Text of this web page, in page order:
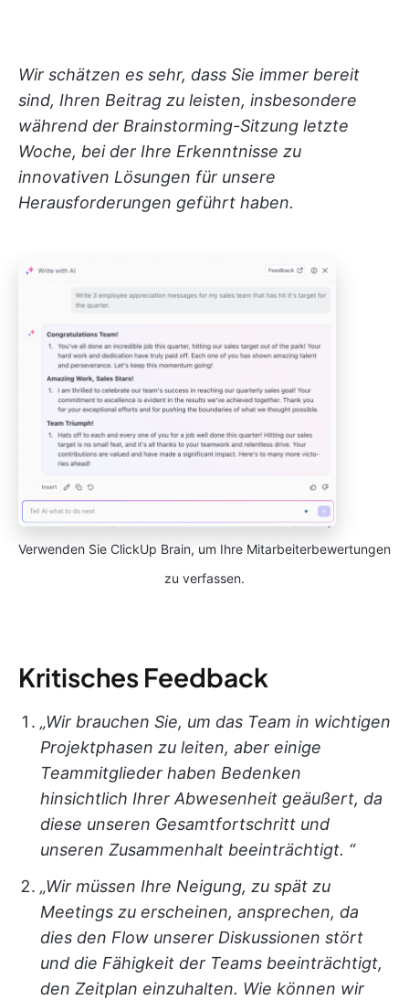
Wir schätzen es sehr, dass Sie immer bereit
sind, Ihren Beitrag zu leisten, insbesondere
während der Brainstorming-Sitzung letzte
Woche, bei der Ihre Erkenntnisse zu
innovativen Lösungen für unsere
Herausforderungen geführt haben.
Verwenden Sie ClickUp Brain, um Ihre Mitarbeiterbewertungen
zu verfassen.
Kritisches Feedback
„Wir brauchen Sie, um das Team in wichtigen
Projektphasen zu leiten, aber einige
Teammitglieder haben Bedenken
hinsichtlich Ihrer Abwesenheit geäußert, da
diese unseren Gesamtfortschritt und
unseren Zusammenhalt beeinträchtigt. “
„Wir müssen Ihre Neigung, zu spät zu
Meetings zu erscheinen, ansprechen, da
dies den Flow unserer Diskussionen stört
und die Fähigkeit der Teams beeinträchtigt,
den Zeitplan einzuhalten. Wie können wir